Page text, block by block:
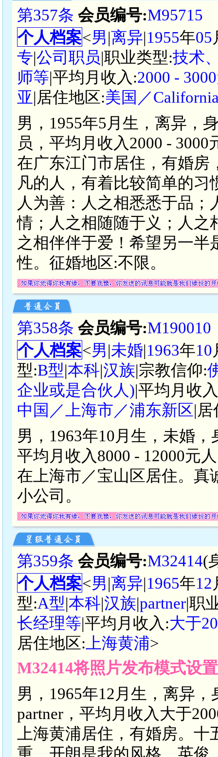
第357条 会员编号:M95715
个人档案<男|离异|1955年05
专|公司职员|职业类型:技术
师等|平均月收入:2000 -
亚|居住地区:美国／
男，1955年5月生，离异，
员，平均月收入2000 -
在广东江门市居住，有婚房
凡的人，有着比较简单的
人为善：人之相悉悉于品
情；人之相随随于义；人之
之相伴伴于爱！希望另一
性。征婚地区:不限。
第358条 会员编号:M190010
个人档案<男|未婚|1963年10
型:B型|本科|汉族|宗教信仰:
企业或是合伙人)|平均月收
中国／上海市／浦东新区|居
男，1963年10月生，未婚
平均月收入8000 - 12000元
在上海市／宝山区居住。真
小公司。
第359条 会员编号:M32414(
个人档案<男|离异|1965年12
型:A型|本科|汉族|partner|职
长经理等|平均月收入:大于
居住地区: 上海黄浦>
M32414将照片发布模式设
男，1965年12月生，离异
partner，平均月收入大于
上海黄浦居住，有婚房。
重，开朗是我的风格，英俊